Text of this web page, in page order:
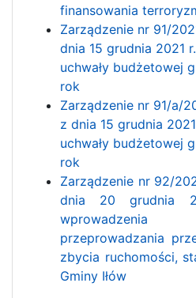
finansowania
Zarządzenie nr 91/
dnia 15 grudnia 2021
uchwały budżetowej
rok
Zarządzenie nr 91/a/
z dnia 15 grudnia
uchwały budżetowej
rok
Zarządzenie nr 92/
dnia 20 grudnia
przeprowadzania
zbycia ruchomości,
Gminy Iłów